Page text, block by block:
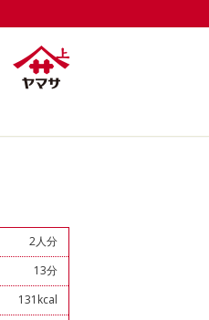
2人分
13分
131kcal